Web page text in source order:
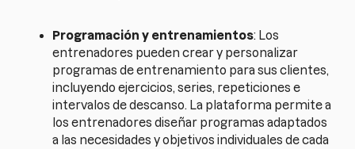
Programación y entrenamientos: Los
entrenadores pueden crear y personalizar
programas de entrenamiento para sus clientes,
incluyendo ejercicios, series, repeticiones e
intervalos de descanso. La plataforma permite a
los entrenadores diseñar programas adaptados
a las necesidades y objetivos individuales de cada